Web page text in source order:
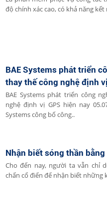
độ chính xác cao, có khả năng
BAE Systems phát triển
thay thế công nghệ định
BAE Systems phát triển công
nghệ định vị GPS hiện nay
Systems công bố công..
Nhận biết sóng thần bằng
Cho đến nay, người ta vẫn chỉ
chấn cổ điển để nhận biết những